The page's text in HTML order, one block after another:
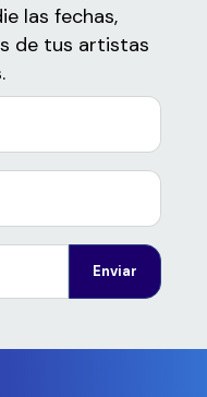
las fechas,
de tus artistas
Enviar